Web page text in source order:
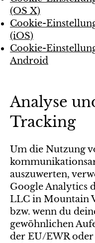
(OS X)
Cookie-
(iOS)
Cookie-
Android
Analyse
Tracking
Um die Nutzung
auszuwerten,
Google Analytics
LLC in Mountain
bzw. wenn du
gewöhnlichen
der EU/EWR